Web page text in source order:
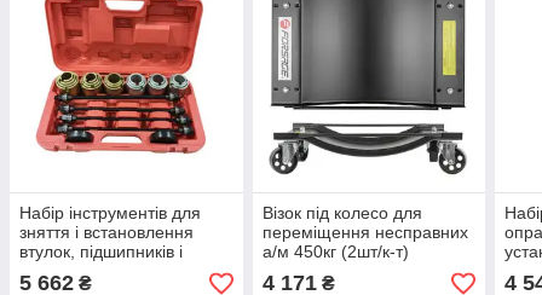
Набір інструментів для
зняття і встановлення
втулок, підшипників і
сайлентблоків
універсальний Forsage F-
5 662 ₴
Візок під колесо для
переміщення несправних
а/м 450кг (2шт/к-т)
Forsage F-TRF0322 (код
48750)
4 171₴ 4